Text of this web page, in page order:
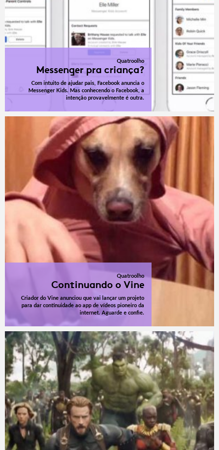
Quatroolho
Messenger pra criança?
Com intuito de ajudar pais, Facebook anuncia o
Messenger Kids. Mas conhecendo o Facebook, a
intenção provavelmente é outra.
Quatroolho
Continuando o Vine
Criador do Vine anunciou que vai lançar um projeto
para dar continuidade ao app de vídeos pioneiro da
internet. Aguarde e confie.